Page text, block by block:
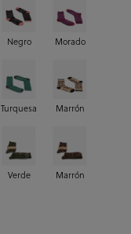
Negro Morado
Turquesa Marrón
Verde Marrón